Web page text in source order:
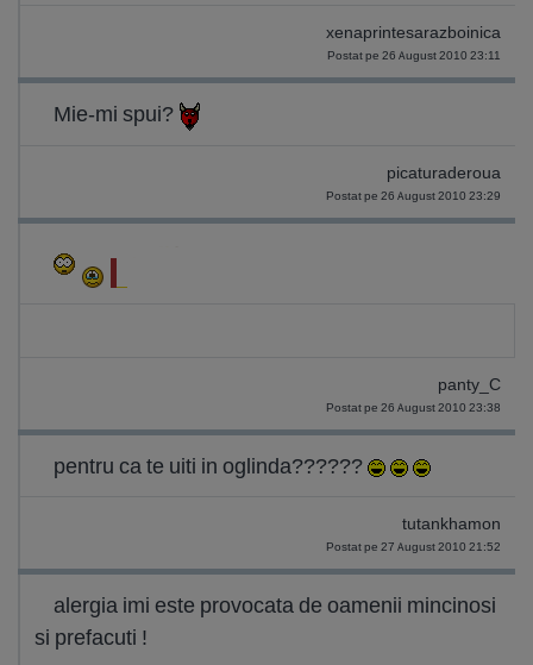
xenaprintesarazboinica
Postat pe 26 August 2010 23:11
Mie-mi spui?
picaturaderoua
Postat pe 26 August 2010 23:29
panty_C
Postat pe 26 August 2010 23:38
pentru ca te uiti in oglinda??????
tutankhamon
Postat pe 27 August 2010 21:52
alergia imi este provocata de oamenii mincinosi
si prefacuti !